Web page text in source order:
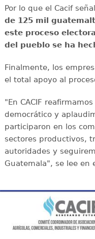
Por lo que el Cacif
de 125 mil
este proceso
del pueblo se ha
Finalmente, los
el total apoyo al
"En CACIF
democrático y
participaron en los
sectores productivos,
autoridades y
Guatemala", se lee en